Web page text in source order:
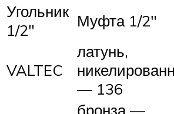
Угольник
1/2″
Муфта 1/2″
VALTEC
латунь,
— 136
бронза —